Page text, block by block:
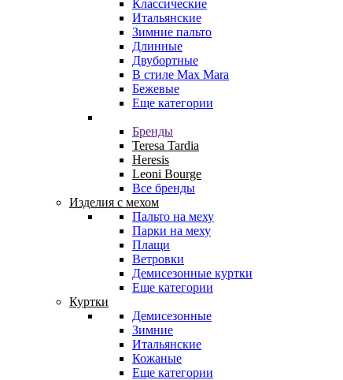
Классические
Итальянские
Зимние пальто
Длинные
Двубортные
В стиле Max Mara
Бежевые
Еще категории
Бренды
Teresa Tardia
Heresis
Leoni Bourge
Все бренды
Изделия с мехом
Пальто на меху
Парки на меху
Плащи
Ветровки
Демисезонные куртки
Еще категории
Куртки
Демисезонные
Зимние
Итальянские
Кожаные
Еще категории